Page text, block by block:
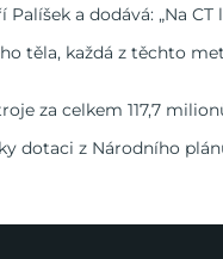
a dodává: „Na
těla, každá z těchto
za celkem 117,7
dotaci z Národního